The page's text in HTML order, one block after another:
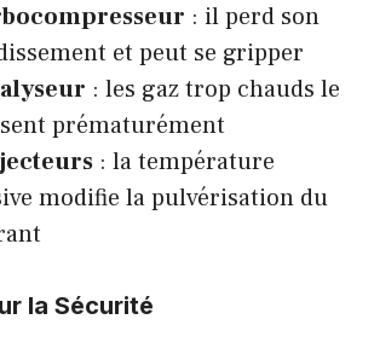
: il perd son
et peut se gripper
: les gaz trop chauds le
prématurément
: la température
modifie la pulvérisation du
la Sécurité